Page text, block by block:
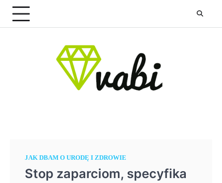
Skip
content
JAK DBAM O URODĘ I ZDROWIE
Stop zaparciom, specyfika